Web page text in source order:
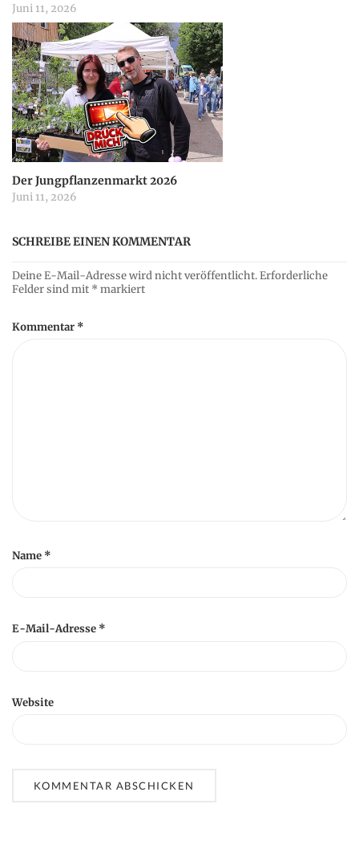
Juni 11, 2026
Der Jungpflanzenmarkt 2026
Juni 11, 2026
SCHREIBE EINEN KOMMENTAR
Deine E-Mail-Adresse wird nicht veröffentlicht.Erforderliche
Felder sind mit * markiert
Kommentar *
Name *
E-Mail-Adresse *
Website